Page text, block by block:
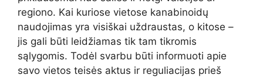
regiono. Kai kuriose vietose kanabinoidų
naudojimas yra visiškai uždraustas, o kitose –
jis gali būti leidžiamas tik tam tikromis
sąlygomis. Todėl svarbu būti informuoti apie
savo vietos teisės aktus ir reguliacijas prieš